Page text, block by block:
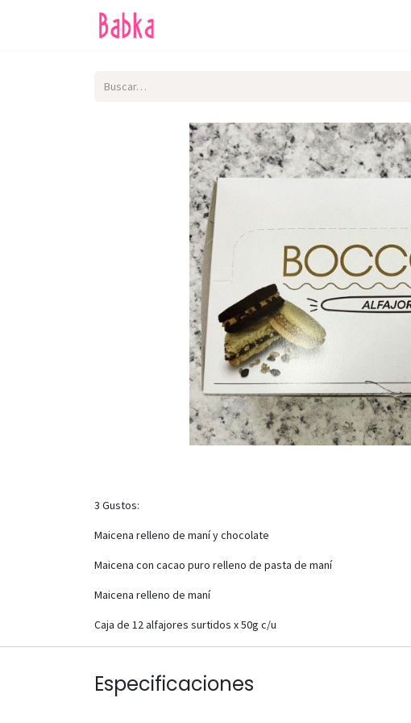
3 Gustos:
Maicena relleno de maní y chocolate
Maicena con cacao puro relleno de pasta de maní
Maicena relleno de maní
Caja de 12 alfajores surtidos x 50g c/u
Especificaciones